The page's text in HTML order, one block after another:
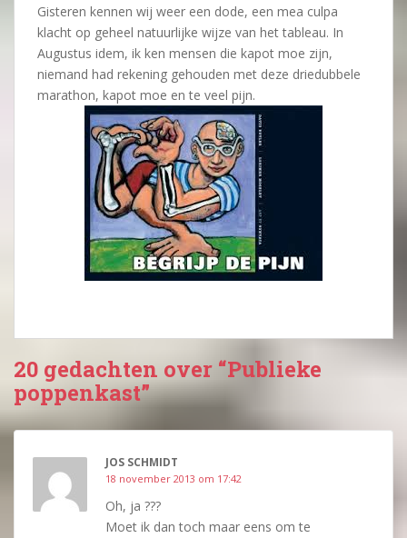
Gisteren kennen wij weer een dode, een mea culpa
klacht op geheel natuurlijke wijze van het tableau. In
Augustus idem, ik ken mensen die kapot moe zijn,
niemand had rekening gehouden met deze driedubbele
marathon, kapot moe en te veel pijn.
20 gedachten over “Publieke
poppenkast”
JOS SCHMIDT
18 november 2013 om 17:42
Oh, ja ???
Moet ik dan toch maar eens om te